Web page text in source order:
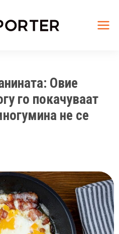
Овие
го покачуваат
не се